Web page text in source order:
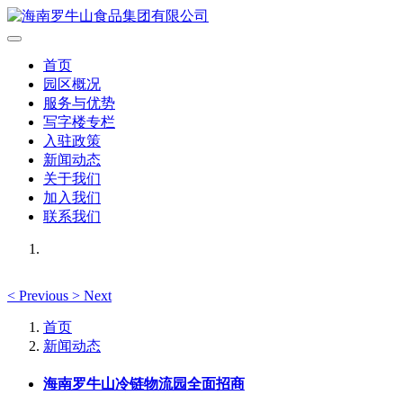
首页
园区概况
服务与优势
写字楼专栏
入驻政策
新闻动态
关于我们
加入我们
联系我们
< Previous > Next
首页
新闻动态
海南罗牛山冷链物流园全面招商